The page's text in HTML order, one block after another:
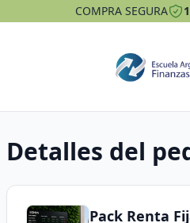
COMPRA SEGURA
Detalles del
Pack Renta